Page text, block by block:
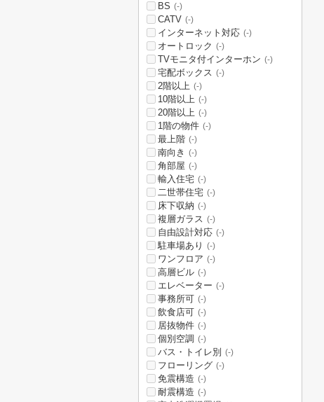
BS (-)
CATV (-)
インターネット対応 (-)
オートロック (-)
TVモニタ付インターホン (-)
宅配ボックス (-)
2階以上 (-)
10階以上 (-)
20階以上 (-)
1階の物件 (-)
最上階 (-)
南向き (-)
角部屋 (-)
輸入住宅 (-)
二世帯住宅 (-)
床下収納 (-)
複層ガラス (-)
自由設計対応 (-)
駐車場あり (-)
ワンフロア (-)
高層ビル (-)
エレベーター (-)
事務所可 (-)
飲食店可 (-)
居抜物件 (-)
個別空調 (-)
バス・トイレ別 (-)
フローリング (-)
免震構造 (-)
耐震構造 (-)